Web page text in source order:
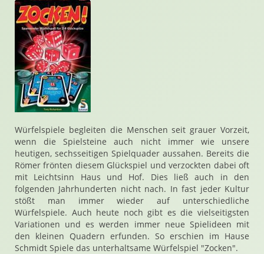
Würfelspiele begleiten die Menschen seit grauer Vorzeit,
wenn die Spielsteine auch nicht immer wie unsere
heutigen, sechsseitigen Spielquader aussahen. Bereits die
Römer frönten diesem Glückspiel und verzockten dabei oft
mit Leichtsinn Haus und Hof. Dies ließ auch in den
folgenden Jahrhunderten nicht nach. In fast jeder Kultur
stößt man immer wieder auf unterschiedliche
Würfelspiele. Auch heute noch gibt es die vielseitigsten
Variationen und es werden immer neue Spielideen mit
den kleinen Quadern erfunden. So erschien im Hause
Schmidt Spiele das unterhaltsame Würfelspiel "Zocken".